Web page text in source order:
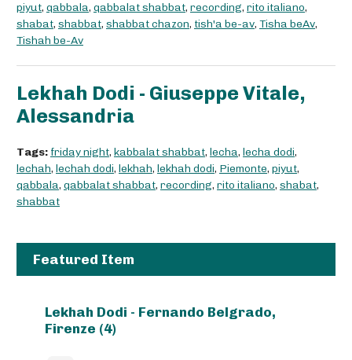
piyut, qabbala, qabbalat shabbat, recording, rito italiano,
shabat, shabbat, shabbat chazon, tish'a be-av, Tisha beAv,
Tishah be-Av
Lekhah Dodi - Giuseppe Vitale,
Alessandria
Tags: friday night, kabbalat shabbat, lecha, lecha dodi,
lechah, lechah dodi, lekhah, lekhah dodi, Piemonte, piyut,
qabbala, qabbalat shabbat, recording, rito italiano, shabat,
shabbat
Featured Item
Lekhah Dodi - Fernando Belgrado,
Firenze (4)